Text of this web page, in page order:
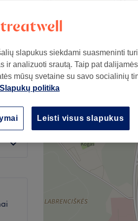
28€
30€
slapukus siekdami suasmeninti
ir analizuoti srautą. Taip pat dalijamės
mūsų svetaine su savo socialinių
Slapukų politika
Leisti visus slapukus